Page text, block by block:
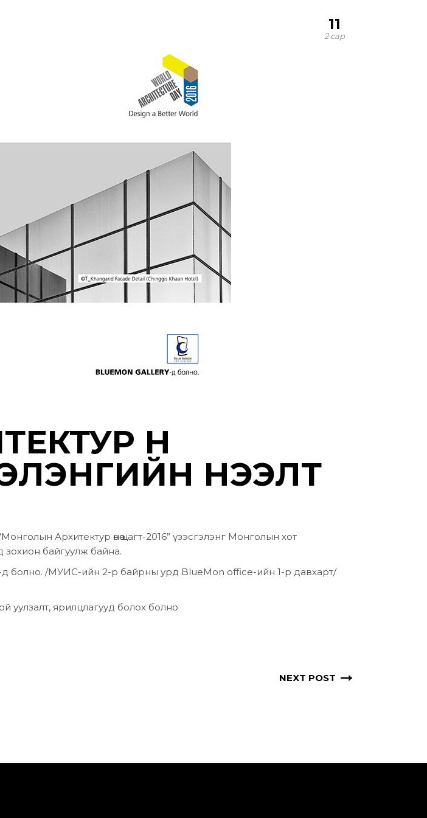
11
2 сар
ӨНӨӨ
НЭЭЛТ
Архитектур өнөө цагт-2016” үзэсгэлэнг Монголын хот
зохион байгуулж байна.
д болно. /МУИС-ийн 2-р байрны урд BlueMon office-ийн 1-р давхарт/
уулзалт, ярилцлагууд болох болно
NEXT POST